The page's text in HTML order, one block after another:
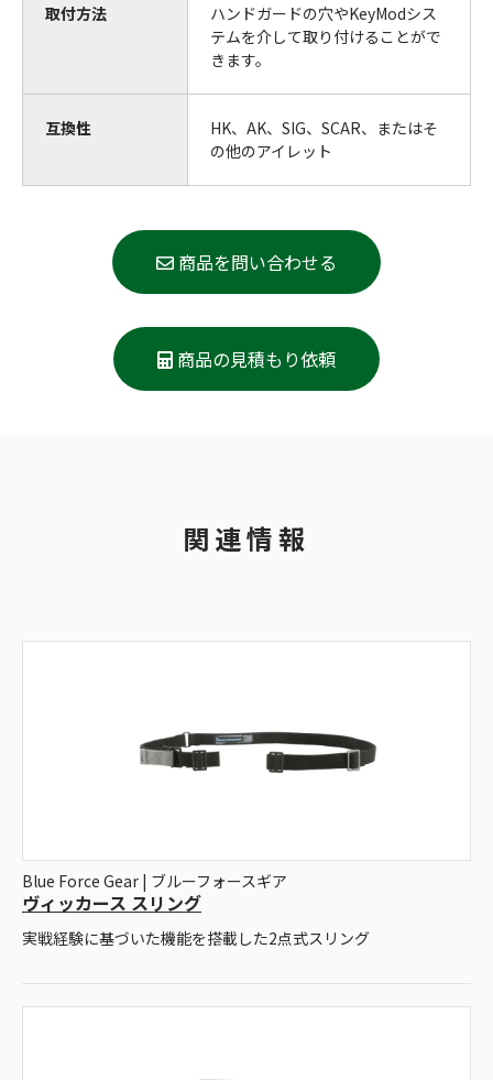
取付方法
ハンドガードの穴やKeyModシス
テムを介して取り付けることがで
きます。
互換性
HK、AK、SIG、SCAR、またはそ
の他のアイレット
商品を問い合わせる
商品の見積もり依頼
関連情報
Blue Force Gear | ブルーフォースギア
ヴィッカース スリング
実戦経験に基づいた機能を搭載した2点式スリング